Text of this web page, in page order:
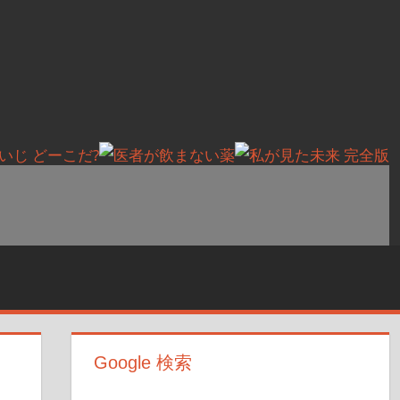
Google 検索